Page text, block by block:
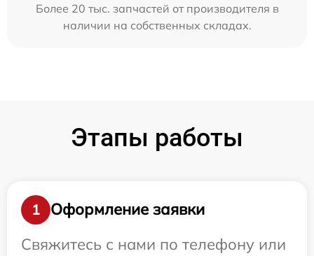
Более 20 тыс. запчастей от производителя в
наличии на собственных складах.
Этапы работы
1
Оформление заявки
Свяжитесь с нами по телефону или